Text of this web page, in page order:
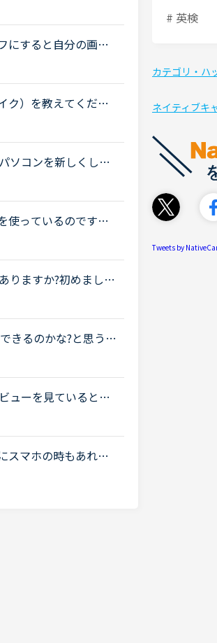
にすると自分の画面
ているカメラを自
ク）を教えてくださ
を使い始めまし
ソコンを新しくした
、操作や画面に慣
使っているのです
ジクールのカメラを
りますか?初めまし
段はノートパソコン
きるのかな?と思うの
安です。意外と声
ューを見ていると、
した。これについ
スマホの時もあれば
円位のものです。
# 英検
カテゴリ・ハ
ネイティブキ
Tweets by